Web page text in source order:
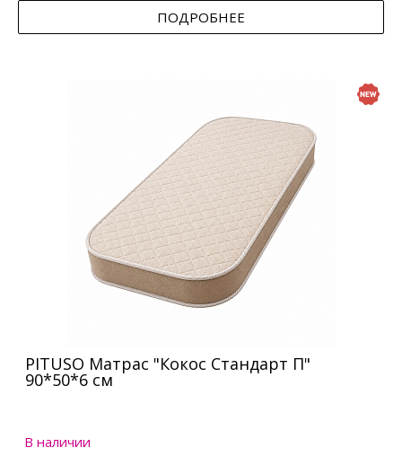
ПОДРОБНЕЕ
PITUSO Матрас "Кокос Стандарт П"
90*50*6 см
В наличии